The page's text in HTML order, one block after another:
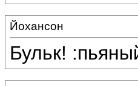
Йохансон
Бульк!